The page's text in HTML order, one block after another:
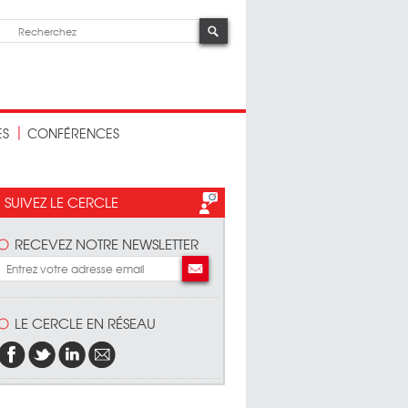
CONFÉRENCES
SUIVEZ LE CERCLE
RECEVEZ NOTRE NEWSLETTER
LE CERCLE EN RÉSEAU